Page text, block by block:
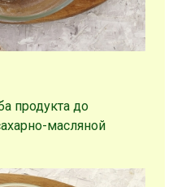
продукта до
масляной